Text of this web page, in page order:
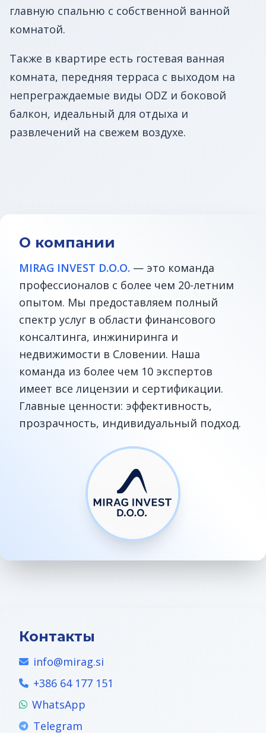
главную спальню с собственной ванной
комнатой.
Также в квартире есть гостевая ванная
комната, передняя терраса с выходом на
непреграждаемые виды ODZ и боковой
балкон, идеальный для отдыха и
развлечений на свежем воздухе.
О компании
MIRAG INVEST D.O.O. — это команда
профессионалов с более чем 20-летним
опытом. Мы предоставляем полный
спектр услуг в области финансового
консалтинга, инжиниринга и
недвижимости в Словении. Наша
команда из более чем 10 экспертов
имеет все лицензии и сертификации.
Главные ценности: эффективность,
прозрачность, индивидуальный подход.
Контакты
info@mirag.si
+386 64 177 151
WhatsApp
Telegram